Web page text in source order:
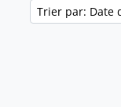
Trier par: Date